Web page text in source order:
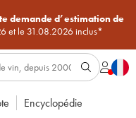
demande d’estimation de
et le 31.08.2026 inclus*
Encyclopédie